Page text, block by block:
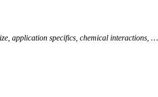
application specifics, chemical interactions, …